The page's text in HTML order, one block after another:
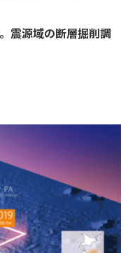
震源域の断層掘削調